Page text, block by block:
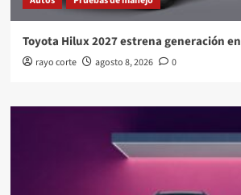
Toyota Hilux 2027 estrena generación
rayo corte agosto 8, 2026 0